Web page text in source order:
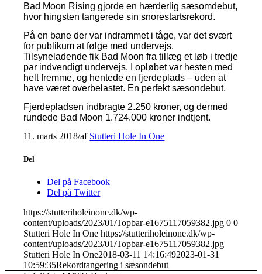
Bad Moon Rising gjorde en hærderlig sæsomdebut,
hvor hingsten tangerede sin snorestartsrekord.
På en bane der var indrammet i tåge, var det svært
for publikum at følge med undervejs.
Tilsyneladende fik Bad Moon fra tillæg et løb i tredje
par indvendigt undervejs. I opløbet var hesten med
helt fremme, og hentede en fjerdeplads – uden at
have været overbelastet. En perfekt sæsondebut.
Fjerdepladsen indbragte 2.250 kroner, og dermed
rundede Bad Moon 1.724.000 kroner indtjent.
11. marts 2018/af Stutteri Hole In One
Del
Del på Facebook
Del på Twitter
https://stutteriholeinone.dk/wp-
content/uploads/2023/01/Topbar-e1675117059382.jpg 0 0
Stutteri Hole In One https://stutteriholeinone.dk/wp-
content/uploads/2023/01/Topbar-e1675117059382.jpg
Stutteri Hole In One2018-03-11 14:16:492023-01-31
10:59:35Rekordtangering i sæsondebut